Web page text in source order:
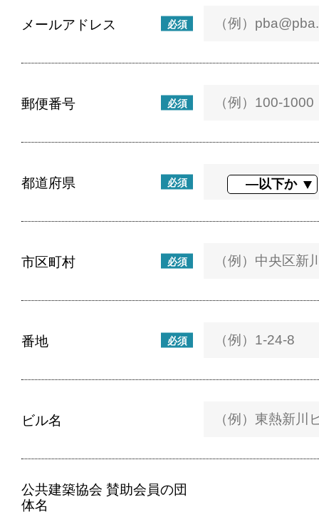
メールアドレス 必須
郵便番号 必須
都道府県 必須
市区町村 必須
番地 必須
ビル名
公共建築協会 賛助会員の団
体名